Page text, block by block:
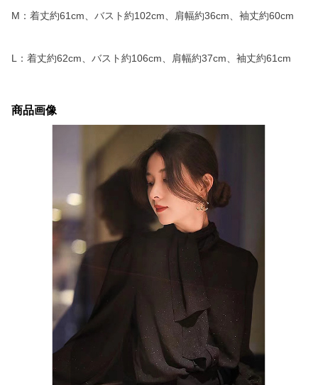
M：着丈約61cm、バスト約102cm、肩幅約36cm、袖丈約60cm
L：着丈約62cm、バスト約106cm、肩幅約37cm、袖丈約61cm
商品画像